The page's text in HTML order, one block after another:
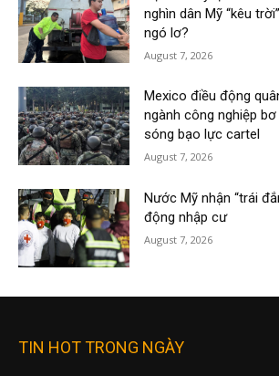
nghìn dân Mỹ “kêu
ngó lơ?
August 7, 2026
Mexico điều động
ngành công nghiệp
sóng bạo lực cartel
August 7, 2026
Nước Mỹ nhận “trái
động nhập cư
August 7, 2026
TIN HOT TRONG NGÀY